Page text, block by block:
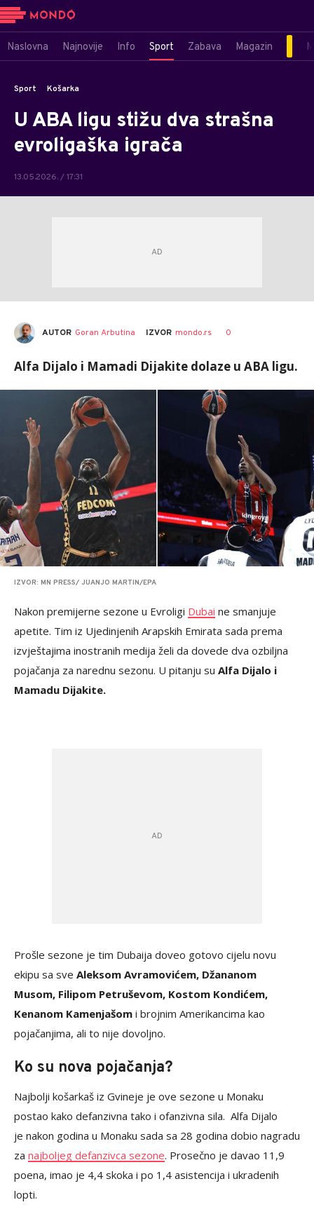
Naslovna Najnovije Info Sport Zabava Magazin
Sport Košarka
U ABA ligu stižu dva strašna
evroligaška igrača
13.05.2026. / 17:31
AUTOR Goran Arbutina IZVOR mondo.rs 0
Alfa Dijalo i Mamadi Dijakite dolaze u ABA ligu.
IZVOR: MN PRESS/ JUANJO MARTIN/EPA
Nakon premijerne sezone u Evroligi Dubai ne smanjuje
apetite. Tim iz Ujedinjenih Arapskih Emirata sada prema
izvještajima inostranih medija želi da dovede dva ozbiljna
pojačanja za narednu sezonu. U pitanju su Alfa Dijalo i
Mamadu Dijakite.
Prošle sezone je tim Dubaija doveo gotovo cijelu novu
ekipu sa sve Aleksom Avramovićem, Džananom
Musom, Filipom Petruševom, Kostom Kondićem,
Kenanom Kamenjašom i brojnim Amerikancima kao
pojačanjima, ali to nije dovoljno.
Ko su nova pojačanja?
Najbolji košarkaš iz Gvineje je ove sezone u Monaku
postao kako defanzivna tako i ofanzivna sila. Alfa Dijalo
je nakon godina u Monaku sada sa 28 godina dobio nagradu
za najboljeg defanzivca sezone. Prosečno je davao 11,9
poena, imao je 4,4 skoka i po 1,4 asistencija i ukradenih
lopti.